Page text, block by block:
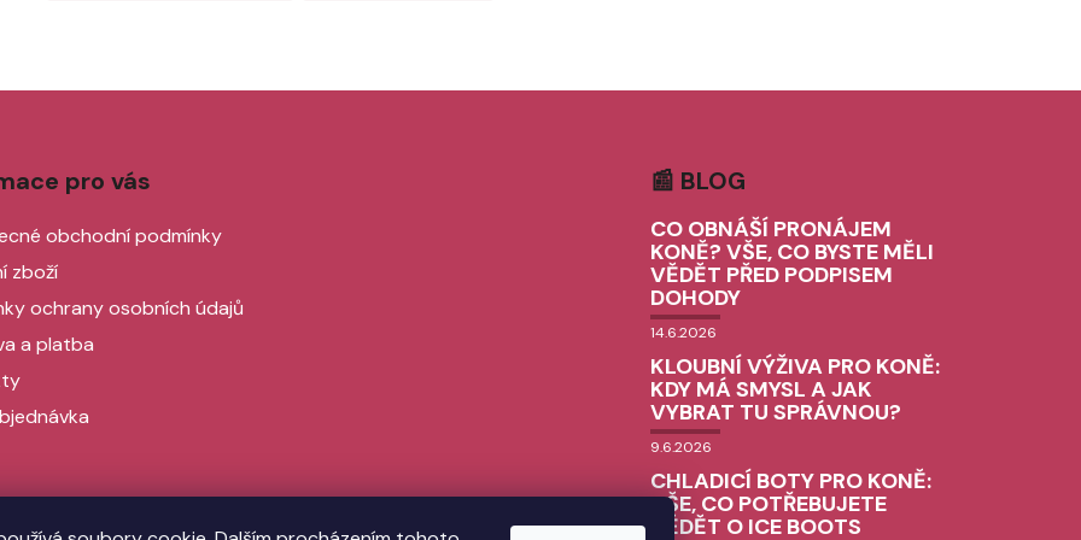
pro vás
obchodní podmínky
zboží
ochrany osobních údajů
a platba
📰 BLOG
CO OBNÁŠÍ PRONÁJEM
KONĚ? VŠE, CO BYSTE MĚLI
VĚDĚT PŘED PODPISEM
DOHODY
14.6.2026
KLOUBNÍ VÝŽIVA PRO KONĚ:
KDY MÁ SMYSL A JAK
VYBRAT TU SPRÁVNOU?
9.6.2026
CHLADICÍ BOTY PRO KONĚ:
VŠE, CO POTŘEBUJETE
VĚDĚT O ICE BOOTS